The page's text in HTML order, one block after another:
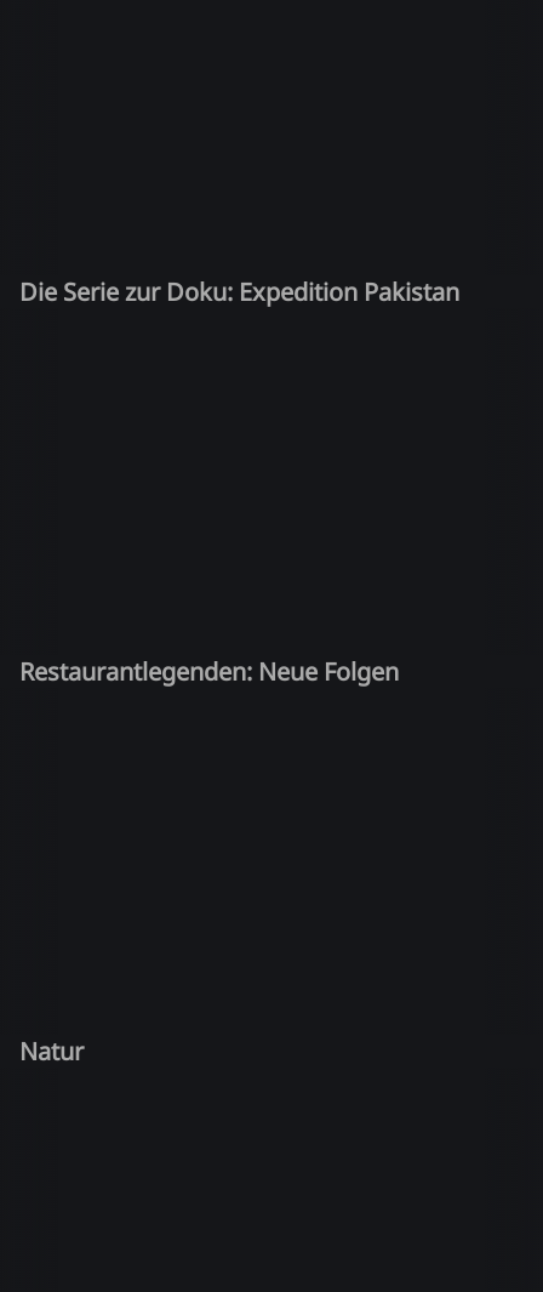
Die Serie zur Doku: Expedition Pakistan
Restaurantlegenden: Neue Folgen
Natur